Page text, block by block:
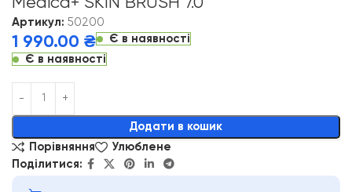
Артикул: 50200
1 990.00 ₴
Є в наявності
Є в наявності
Додати в кошик
Alternative:
Порівняння
Улюблене
Поділитися: